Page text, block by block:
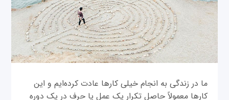
ما در زندگی به انجام خیلی کارها عادت کرده‌ایم و این
کارها معمولاً حاصل تکرار یک عمل یا حرف در یک دوره